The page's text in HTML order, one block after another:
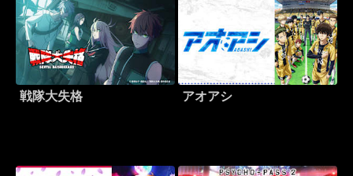
戦隊大失格 アオアシ